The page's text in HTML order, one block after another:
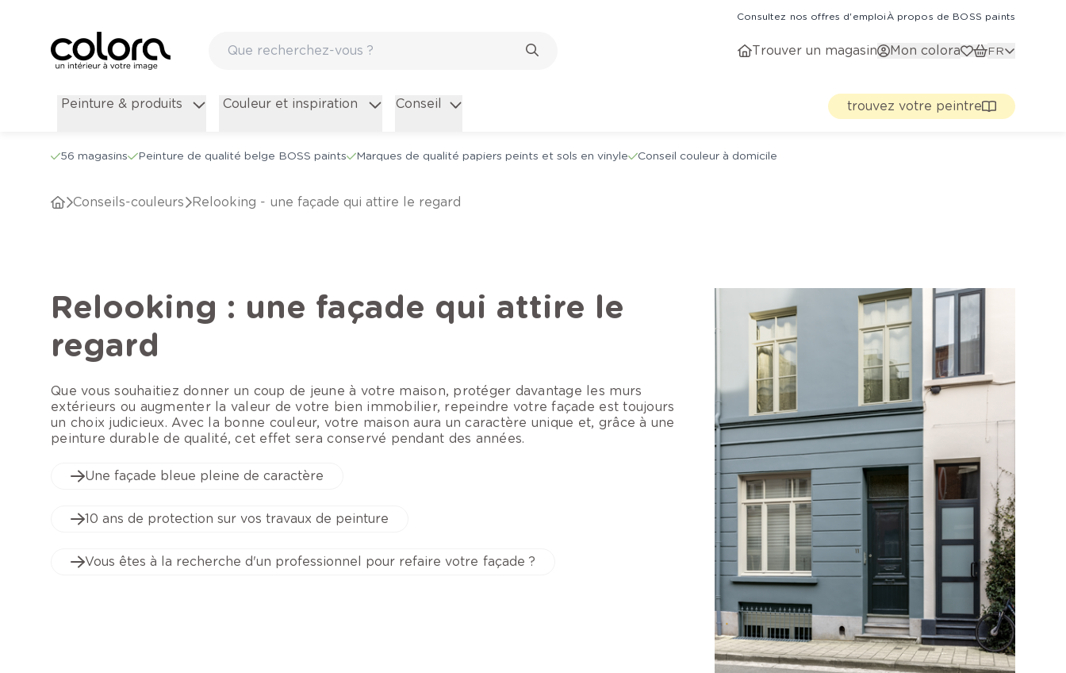
Consultez nos offres d'emploiÀ propos de BOSS paints
Trouver un magasin Mon colora FR
Peinture & produits Couleur et inspiration Conseil trouvez votre peintre
56 magasins Peinture de qualité belge BOSS paints Marques de qualité papiers peints et sols en vinyle Conseil couleur à domicile
conseils-couleurs Relooking - une façade qui attire le regard
Relooking : une façade qui attire le
regard
Que vous souhaitiez donner un coup de jeune à votre maison, protéger davantage les murs
extérieurs ou augmenter la valeur de votre bien immobilier, repeindre votre façade est toujours
un choix judicieux. Avec la bonne couleur, votre maison aura un caractère unique et, grâce à une
peinture durable de qualité, cet effet sera conservé pendant des années.
Une façade bleue pleine de caractère
10 ans de protection sur vos travaux de peinture
Vous êtes à la recherche d'un professionnel pour refaire votre façade ?